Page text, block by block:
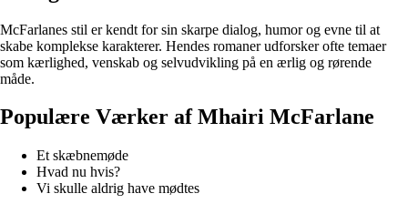
McFarlanes stil er kendt for sin skarpe dialog, humor og evne til at
skabe komplekse karakterer. Hendes romaner udforsker ofte temaer
som kærlighed, venskab og selvudvikling på en ærlig og rørende
måde.
Populære Værker af Mhairi McFarlane
Et skæbnemøde
Hvad nu hvis?
Vi skulle aldrig have mødtes